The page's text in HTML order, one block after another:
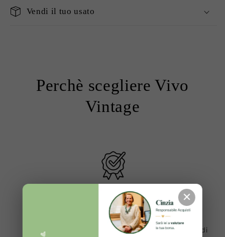
Vendi il tuo usato
Perchè scegliere Vivo
Vintage
Prodotti 100% Originali ✔️
Ogni articolo viene sottoposto a una lunga serie di
✕